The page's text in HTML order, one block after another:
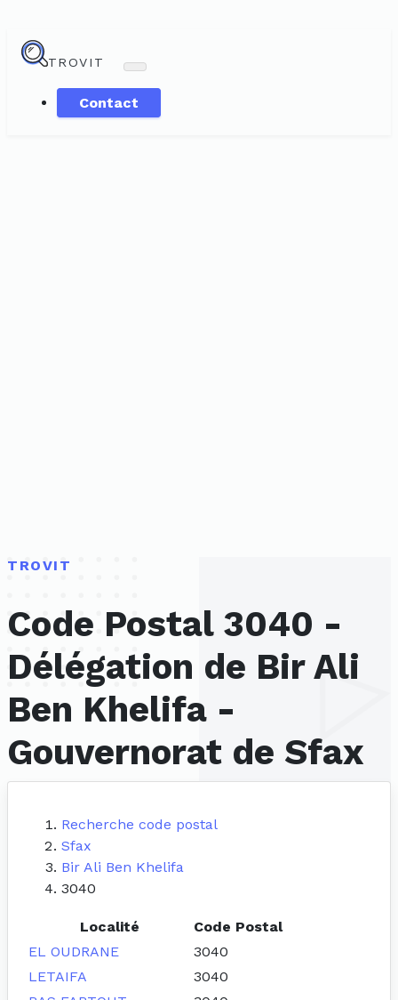
TROVIT
Contact
TROVIT
Code Postal 3040 -
Délégation de Bir Ali
Ben Khelifa -
Gouvernorat de Sfax
Recherche code postal
Sfax
Bir Ali Ben Khelifa
3040
Localité
Code Postal
EL OUDRANE
3040
LETAIFA
3040